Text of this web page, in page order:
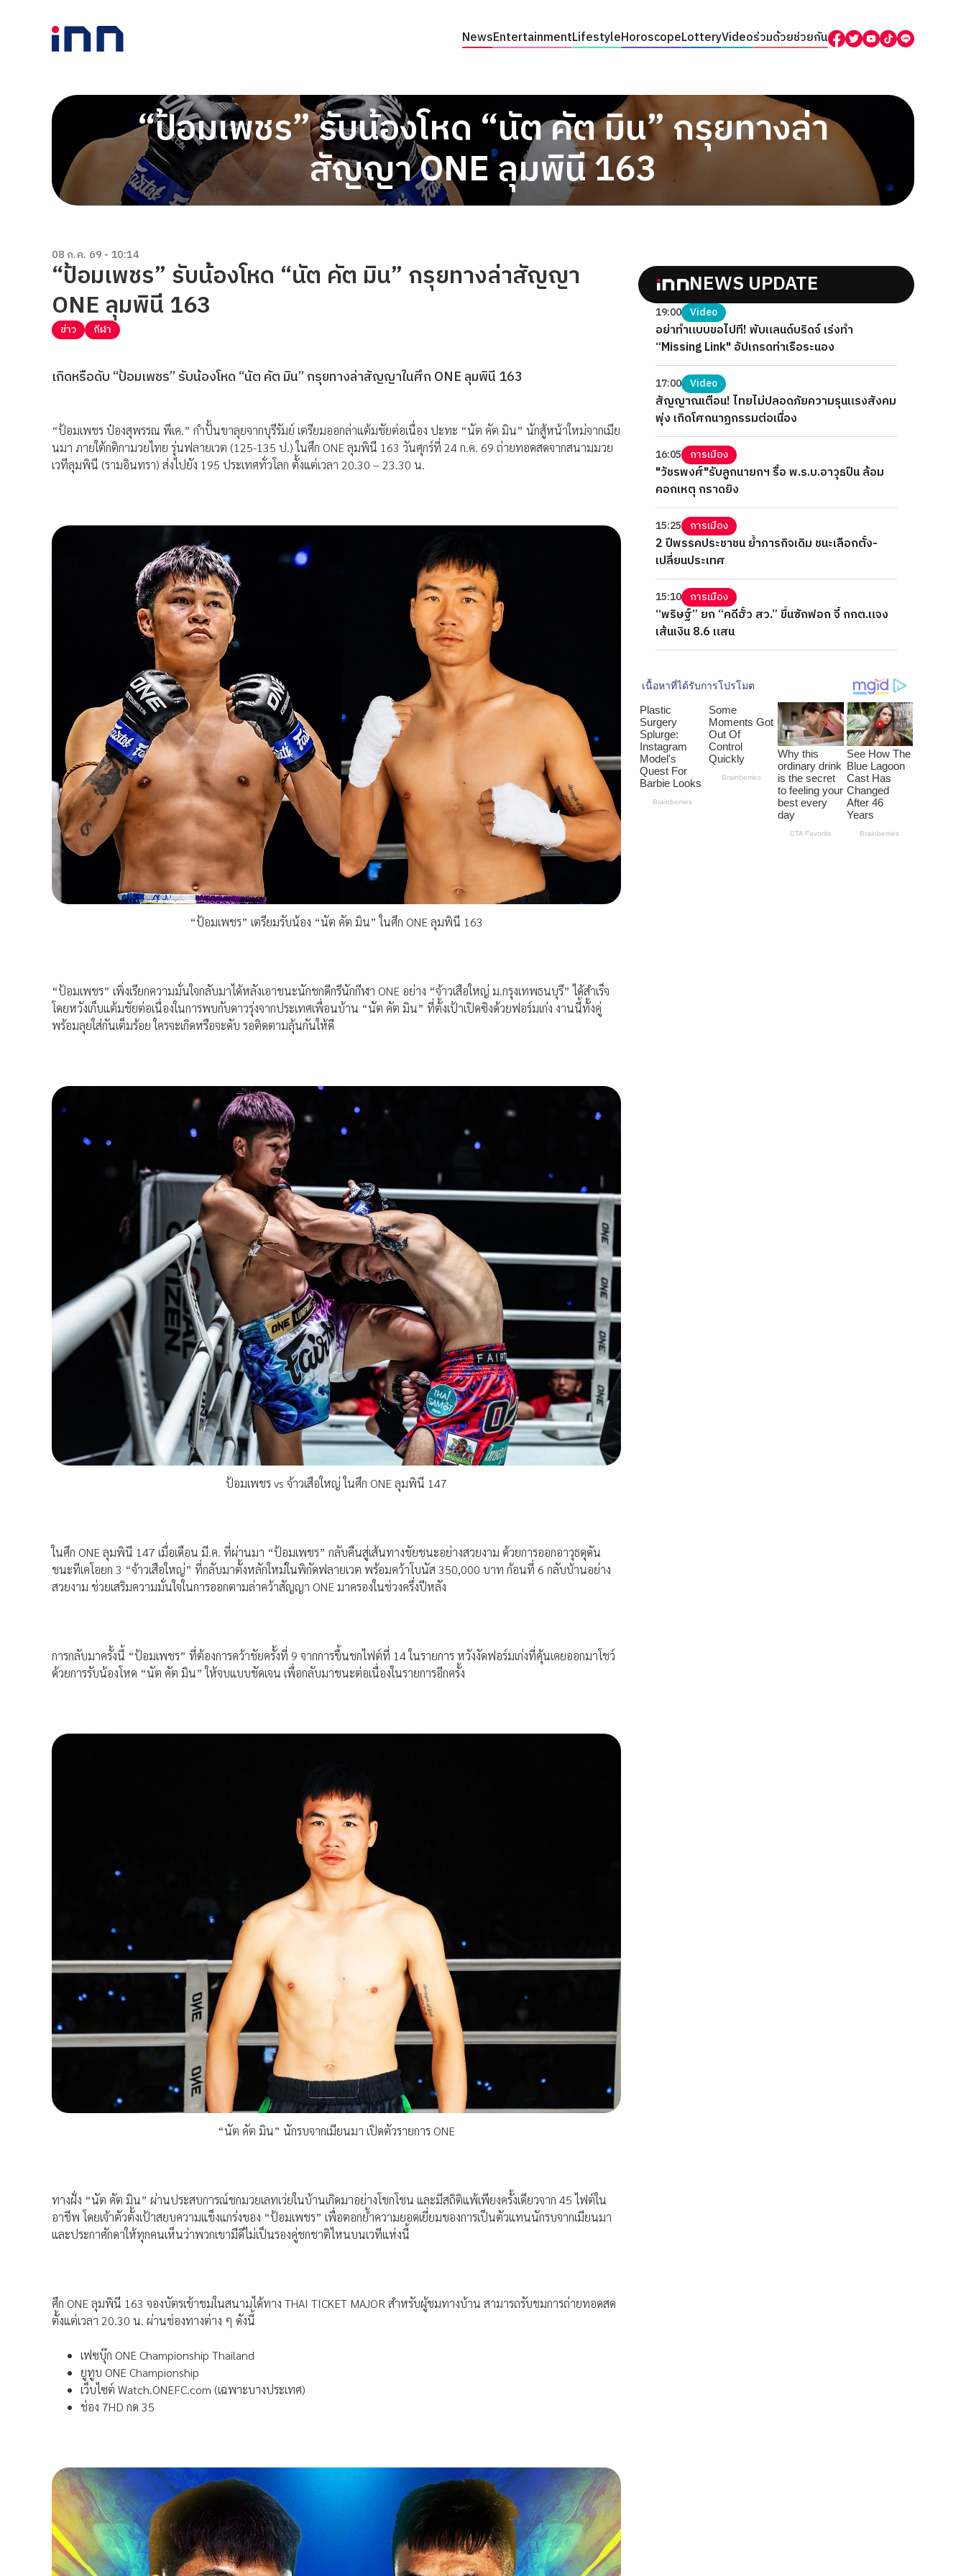
NewsEntertainmentLifestyleHoroscopeLotteryVideoร่วมด้วยช่วยกัน
“ป้อมเพชร” รับน้องโหด “นัต คัต มิน” กรุยทางล่า
สัญญา ONE ลุมพินี 163
08 ก.ค. 69 - 10:14
“ป้อมเพชร” รับน้องโหด “นัต คัต มิน” กรุยทางล่าสัญญา
ONE ลุมพินี 163
ข่าว กีฬา
เกิดหรือดับ “ป้อมเพชร” รับน้องโหด “นัต คัต มิน” กรุยทางล่าสัญญาในศึก ONE ลุมพินี 163
“ป้อมเพชร ป๋องสุพรรณ พีเค.” กำปั้นขาลุยจากบุรีรัมย์ เตรียมออกล่าแต้มชัยต่อเนื่อง ปะทะ “นัต คัต มิน” นักสู้หน้าใหม่จากเมีย
นมา ภายใต้กติกามวยไทย รุ่นฟลายเวต (125-135 ป.) ในศึก ONE ลุมพินี 163 วันศุกร์ที่ 24 ก.ค. 69 ถ่ายทอดสดจากสนามมวย
เวทีลุมพินี (รามอินทรา) ส่งไปยัง 195 ประเทศทั่วโลก ตั้งแต่เวลา 20.30 – 23.30 น.
“ป้อมเพชร” เตรียมรับน้อง “นัต คัต มิน” ในศึก ONE ลุมพินี 163
“ป้อมเพชร” เพิ่งเรียกความมั่นใจกลับมาได้หลังเอาชนะนักชกดีกรีนักกีฬา ONE อย่าง “จ้าวเสือใหญ่ ม.กรุงเทพธนบุรี” ได้สำเร็จ
โดยหวังเก็บแต้มชัยต่อเนื่องในการพบกับดาวรุ่งจากประเทศเพื่อนบ้าน “นัต คัต มิน” ที่ตั้งเป้าเปิดซิงด้วยฟอร์มเก่ง งานนี้ทั้งคู่
พร้อมลุยใส่กันเต็มร้อย ใครจะเกิดหรือจะดับ รอติดตามลุ้นกันให้ดี
ป้อมเพชร vs จ้าวเสือใหญ่ ในศึก ONE ลุมพินี 147
ในศึก ONE ลุมพินี 147 เมื่อเดือน มี.ค. ที่ผ่านมา “ป้อมเพชร” กลับคืนสู่เส้นทางชัยชนะอย่างสวยงาม ด้วยการออกอาวุธดุดัน
ชนะทีเคโอยก 3 “จ้าวเสือใหญ่” ที่กลับมาตั้งหลักใหม่ในพิกัดฟลายเวต พร้อมคว้าโบนัส 350,000 บาท ก้อนที่ 6 กลับบ้านอย่าง
สวยงาม ช่วยเสริมความมั่นใจในการออกตามล่าคว้าสัญญา ONE มาครองในช่วงครึ่งปีหลัง
การกลับมาครั้งนี้ “ป้อมเพชร” ที่ต้องการคว้าชัยครั้งที่ 9 จากการขึ้นชกไฟต์ที่ 14 ในรายการ หวังงัดฟอร์มเก่งที่คุ้นเคยออกมาโชว์
ด้วยการรับน้องโหด “นัต คัต มิน” ให้จบแบบชัดเจน เพื่อกลับมาชนะต่อเนื่องในรายการอีกครั้ง
“นัต คัต มิน” นักรบจากเมียนมา เปิดตัวรายการ ONE
ทางฝั่ง “นัต คัต มิน” ผ่านประสบการณ์ชกมวยเลทเว่ยในบ้านเกิดมาอย่างโชกโชน และมีสถิติแพ้เพียงครั้งเดียวจาก 45 ไฟต์ใน
อาชีพ โดยเจ้าตัวตั้งเป้าสยบความแข็งแกร่งของ “ป้อมเพชร” เพื่อตอกย้ำความยอดเยี่ยมของการเป็นตัวแทนนักรบจากเมียนมา
และประกาศักดาให้ทุกคนเห็นว่าพวกเขามีดีไม่เป็นรองคู่ชกชาติไหนบนเวทีแห่งนี้
ศึก ONE ลุมพินี 163 จองบัตรเข้าชมในสนามได้ทาง THAI TICKET MAJOR สำหรับผู้ชมทางบ้าน สามารถรับชมการถ่ายทอดสด
ตั้งแต่เวลา 20.30 น. ผ่านช่องทางต่าง ๆ ดังนี้
เฟซบุ๊ก ONE Championship Thailand
ยูทูบ ONE Championship
เว็บไซต์ Watch.ONEFC.com (เฉพาะบางประเทศ)
ช่อง 7HD กด 35
NEWS UPDATE
19:00 Video
อย่าทำแบบขอไปที! พับแลนด์บริดจ์ เร่งทำ
“Missing Link" อัปเกรดท่าเรือระนอง
17:00 Video
สัญญาณเตือน! ไทยไม่ปลอดภัยความรุนแรงสังคม
พุ่ง เกิดโศกนาฏกรรมต่อเนื่อง
16:05 การเมือง
"วัชรพงศ์"รับลูกนายกฯ รื้อ พ.ร.บ.อาวุธปืน ล้อม
คอกเหตุ กราดยิง
15:25 การเมือง
2 ปีพรรคประชาชน ย้ำภารกิจเดิม ชนะเลือกตั้ง-
เปลี่ยนประเทศ
15:10 การเมือง
“พริษฐ์” ยก “คดีฮั้ว สว.” ขึ้นซักฟอก จี้ กกต.แจง
เส้นเงิน 8.6 แสน